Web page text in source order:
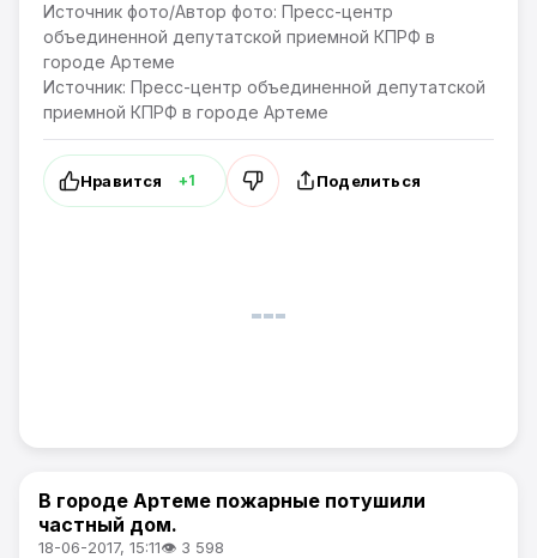
Источник фото/Автор фото: Пресс-центр
объединенной депутатской приемной КПРФ в
городе Артеме
Источник: Пресс-центр объединенной депутатской
приемной КПРФ в городе Артеме
Нравится +1 Поделиться
Происшествия
В городе Артеме пожарные потушили
частный дом.
18-06-2017, 15:11👁 3 598